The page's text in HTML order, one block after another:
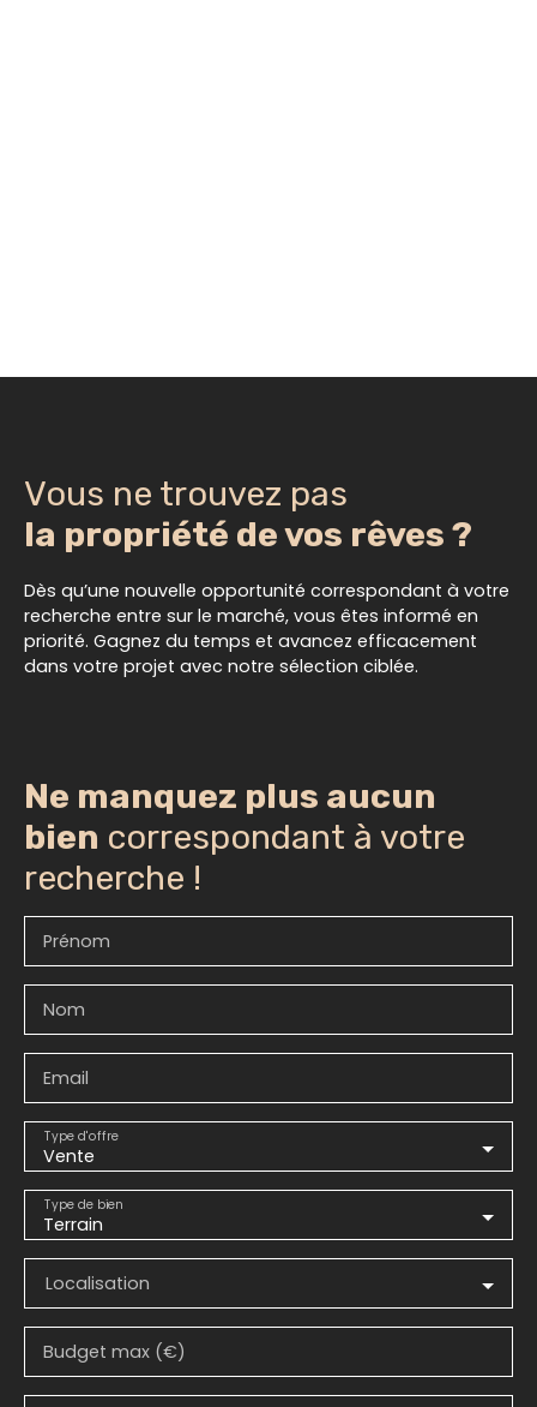
Vous ne trouvez pas
la propriété de vos rêves ?
Dès qu’une nouvelle opportunité correspondant à votre
recherche entre sur le marché, vous êtes informé en
priorité. Gagnez du temps et avancez efficacement
dans votre projet avec notre sélection ciblée.
Ne manquez plus aucun
bien correspondant à votre
recherche !
Prénom
Nom
Email
Vente
Type d'offre
Terrain
Type de bien
Localisation
Budget max (€)